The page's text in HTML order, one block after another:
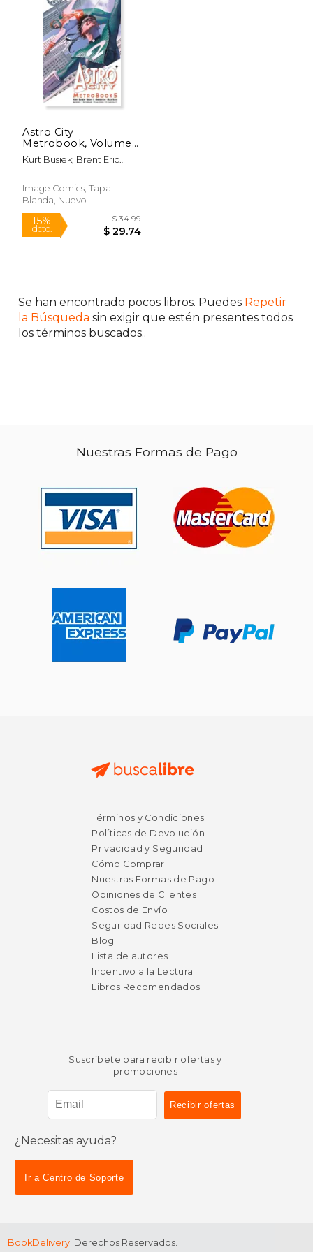
Astro City
Metrobook, Volume 5
(5) (Astro City
Metrobook, 5) (en
Kurt Busiek; Brent Eric
Anderson
Image Comics, Tapa
Blanda, Nuevo
15%
dcto.
$ 34.99
$ 29.74
Se han encontrado pocos libros. Puedes Repetir
la Búsqueda sin exigir que estén presentes todos
los términos buscados..
Nuestras Formas de Pago
Términos y Condiciones
Políticas de Devolución
Privacidad y Seguridad
Cómo Comprar
Nuestras Formas de Pago
Opiniones de Clientes
Costos de Envío
Seguridad Redes Sociales
Blog
Lista de autores
Incentivo a la Lectura
Libros Recomendados
Suscríbete para recibir ofertas y
promociones
¿Necesitas ayuda?
Ir a Centro de Soporte
BookDelivery. Derechos Reservados.